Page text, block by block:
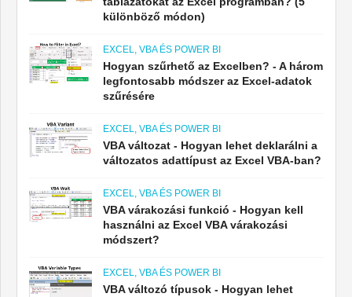
különböző módon)
EXCEL, VBA ÉS POWER BI
Hogyan szűrhető az Excelben? - A három
legfontosabb módszer az Excel-adatok
szűrésére
EXCEL, VBA ÉS POWER BI
VBA változat - Hogyan lehet deklarálni a
változatos adattípust az Excel VBA-ban?
EXCEL, VBA ÉS POWER BI
VBA várakozási funkció - Hogyan kell
használni az Excel VBA várakozási
módszert?
EXCEL, VBA ÉS POWER BI
VBA változó típusok - Hogyan lehet